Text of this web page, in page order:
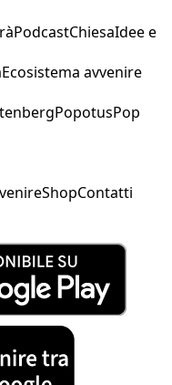
PodcastChiesaIdee e
Ecosistema avvenire
PopotusPop
ShopContatti